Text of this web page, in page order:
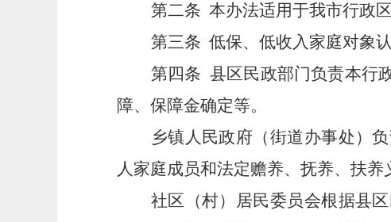
第二条 本办法适用于我市行政
第三条 低保、低收入家庭对象
第四条 县区民政部门负责本行
障、保障金确定等。
乡镇人民政府（街道办事处）
人家庭成员和法定赡养、抚养、扶养
社区（村）居民委员会根据县